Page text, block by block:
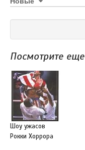
Посмотрите еще
Шоу ужасов
Рокки Хоррора